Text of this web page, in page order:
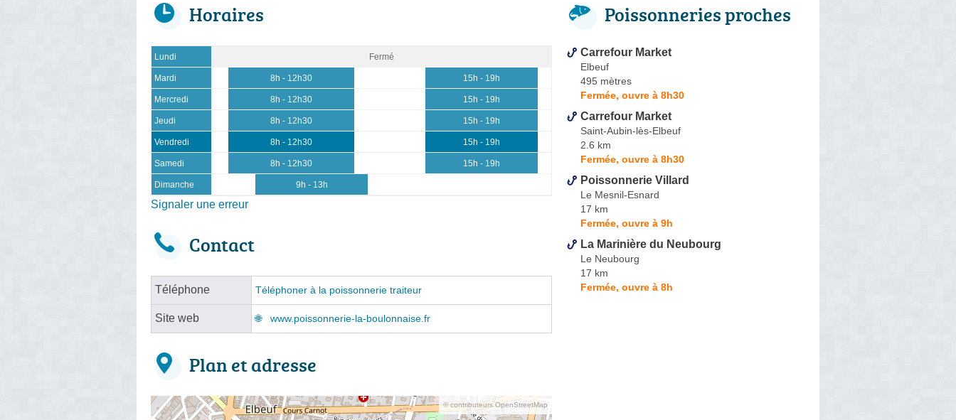
Horaires
Lundi Fermé
Mardi 8h - 12h30 15h - 19h
Mercredi 8h - 12h30 15h - 19h
Jeudi 8h - 12h30 15h - 19h
Vendredi 8h - 12h30 15h - 19h
Samedi 8h - 12h30 15h - 19h
Dimanche 9h - 13h
Signaler une erreur
Contact
Téléphone Téléphoner à la poissonnerie traiteur
Site web www.poissonnerie-la-boulonnaise.fr
Plan et adresse
© contributeurs OpenStreetMap
Poissonneries proches
Carrefour Market
Elbeuf
495 mètres
Fermée, ouvre à 8h30
Carrefour Market
Saint-Aubin-lès-Elbeuf
2.6 km
Fermée, ouvre à 8h30
Poissonnerie Villard
Le Mesnil-Esnard
17 km
Fermée, ouvre à 9h
La Marinière du Neubourg
Le Neubourg
17 km
Fermée, ouvre à 8h